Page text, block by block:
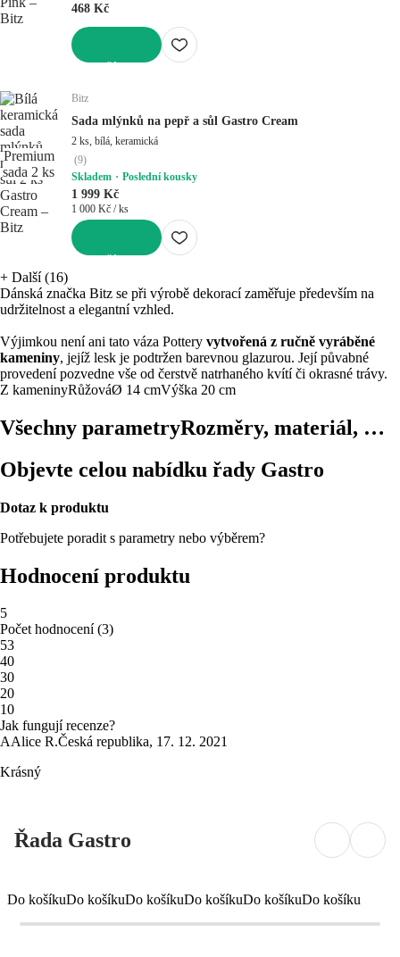
468 Kč
Premium
sada 2 ks
Bitz
Sada mlýnků na pepř a sůl Gastro Cream
2 ks, bílá, keramická
(9)
Skladem
Poslední kousky
1 999 Kč
1 000 Kč / ks
+ Další (16)
Dánská značka Bitz se při výrobě dekorací zaměřuje především na
udržitelnost a elegantní vzhled.
Výjimkou není ani tato váza Pottery vytvořená z ručně vyráběné
kameniny, jejíž lesk je podtržen barevnou glazurou. Její půvabné
provedení pozvedne vše od čerstvě natrhaného kvítí či okrasné trávy.
Z kameninyRůžováØ 14 cmVýška 20 cm
Všechny parametryRozměry, materiál, …
Objevte celou nabídku řady Gastro
Dotaz k produktu
Potřebujete poradit s parametry nebo výběrem?
Hodnocení produktu
5
Počet hodnocení(3)
53
40
30
20
10
Jak fungují recenze?
AAlice R.Česká republika, 17. 12. 2021
Krásný
Řada Gastro
Do košíkuDo košíkuDo košíkuDo košíkuDo košíkuDo košíku